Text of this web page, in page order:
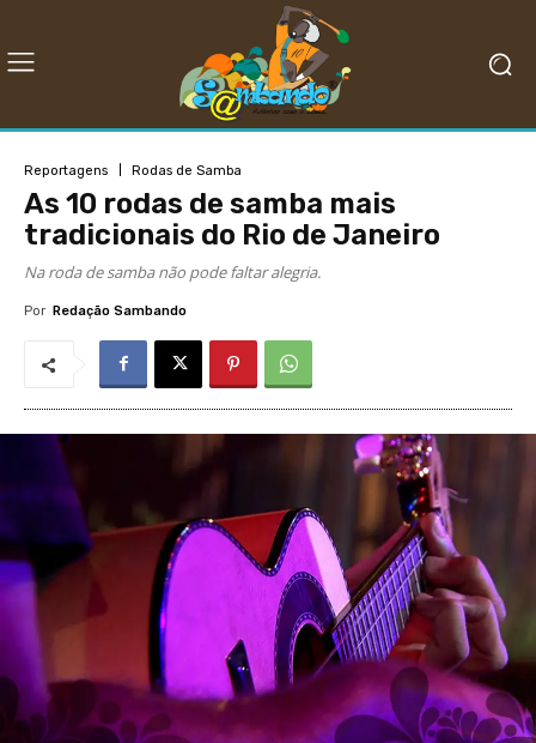
Reportagens Rodas de Samba
As 10 rodas de samba mais
tradicionais do Rio de Janeiro
Na roda de samba não pode faltar alegria.
Por Redação Sambando